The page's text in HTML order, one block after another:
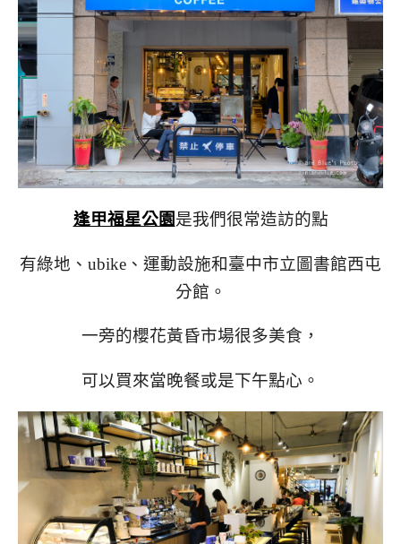
逢甲福星公園是我們很常造訪的點
有綠地、ubike、運動設施和臺中市立圖書館西屯
分館。
一旁的櫻花黃昏市場很多美食，
可以買來當晚餐或是下午點心。